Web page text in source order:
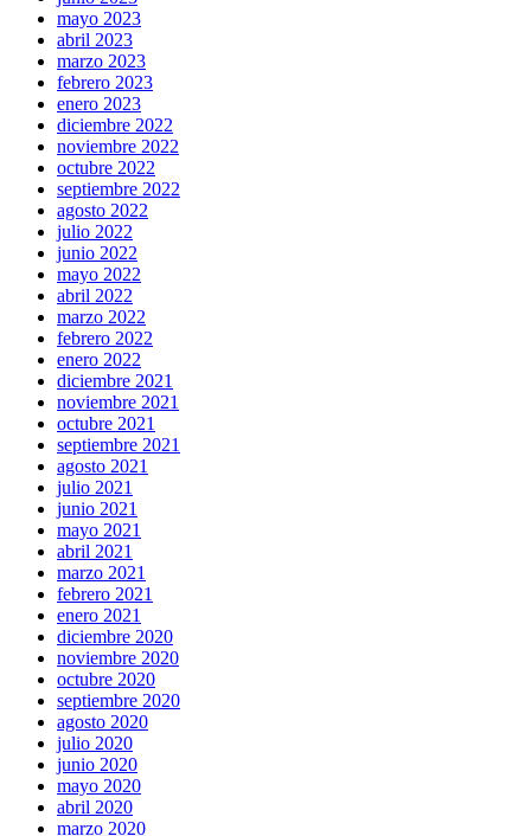
mayo 2023
abril 2023
marzo 2023
febrero 2023
enero 2023
diciembre 2022
noviembre 2022
octubre 2022
septiembre 2022
agosto 2022
julio 2022
junio 2022
mayo 2022
abril 2022
marzo 2022
febrero 2022
enero 2022
diciembre 2021
noviembre 2021
octubre 2021
septiembre 2021
agosto 2021
julio 2021
junio 2021
mayo 2021
abril 2021
marzo 2021
febrero 2021
enero 2021
diciembre 2020
noviembre 2020
octubre 2020
septiembre 2020
agosto 2020
julio 2020
junio 2020
mayo 2020
abril 2020
marzo 2020